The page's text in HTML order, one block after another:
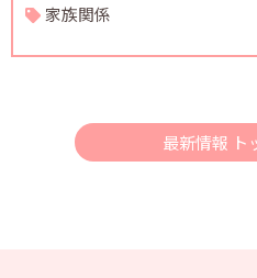
家族関係
最新情報 ト